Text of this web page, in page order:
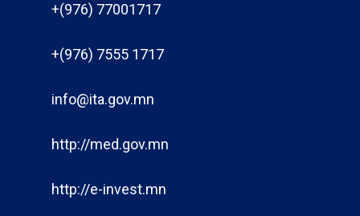
+(976) 77001717
+(976) 7555 1717
info@ita.gov.mn
http://med.gov.mn
http://e-invest.mn